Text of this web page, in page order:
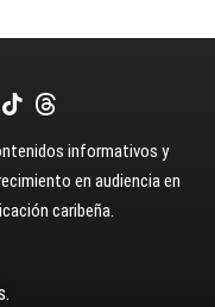
informativos y
en audiencia en
caribeña.